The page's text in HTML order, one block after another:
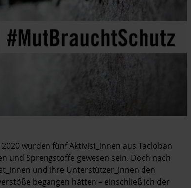
wurden fünf Aktivist_innen aus Tacloban
und Sprengstoffe gewesen sein. Doch nach
und ihre Unterstützer_innen den
begangen hätten – einschließlich der